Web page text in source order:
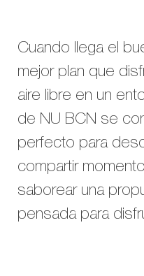
Cuando llega el
mejor plan que
aire libre en un
de NU BCN se
perfecto para
compartir
saborear una
pensada para